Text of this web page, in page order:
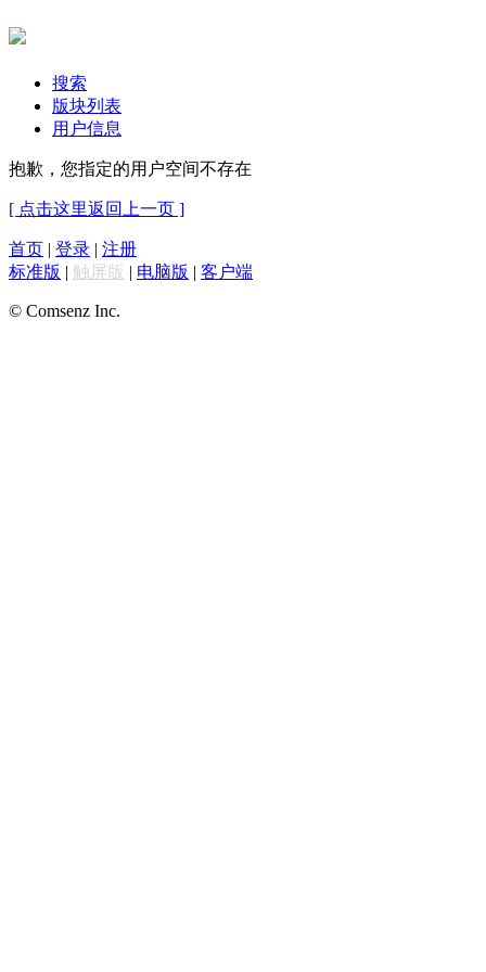
搜索
版块列表
用户信息
抱歉，您指定的用户空间不存在
[ 点击这里返回上一页 ]
首页 | 登录 | 注册
标准版 | 触屏版 | 电脑版 | 客户端
© Comsenz Inc.